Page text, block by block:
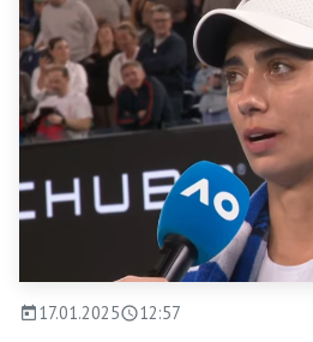
17.01.2025 12:57